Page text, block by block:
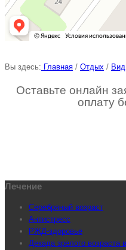
Вы здесь: Главная / Отдых /
Оставьте онлайн
оплату
Лечение
Серебряный возраст
Антистресс
РЖД-здоровье
Декада зрелого возраста